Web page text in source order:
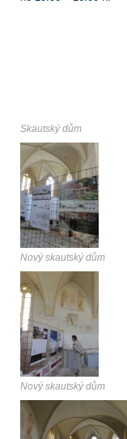
Skautský dům
Nový skautský dům
Nový skautský dům